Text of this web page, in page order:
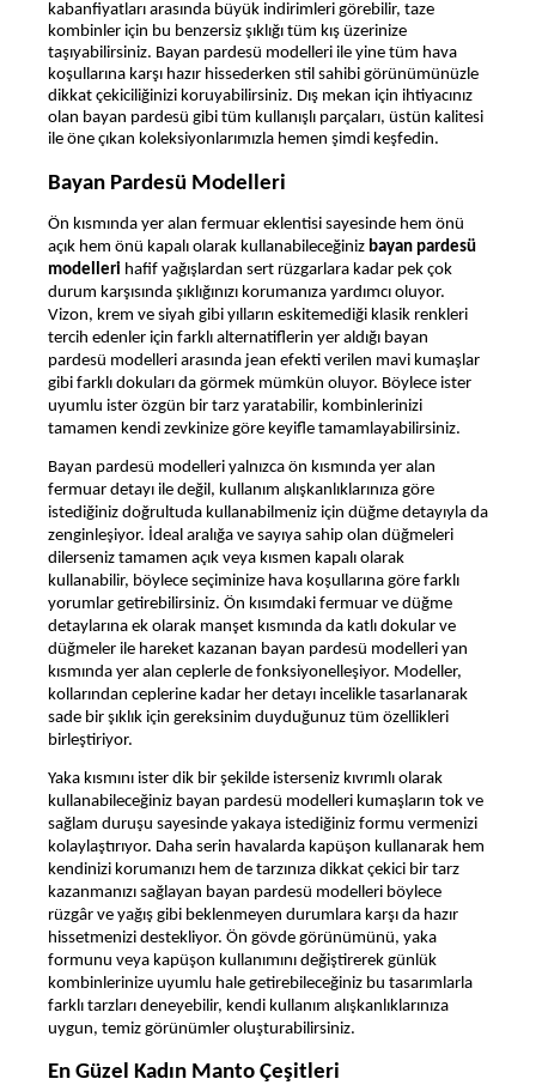
kabanfiyatları arasında büyük indirimleri görebilir, taze
kombinler için bu benzersiz şıklığı tüm kış üzerinize
taşıyabilirsiniz. Bayan pardesü modelleri ile yine tüm hava
koşullarına karşı hazır hissederken stil sahibi görünümünüzle
dikkat çekiciliğinizi koruyabilirsiniz. Dış mekan için ihtiyacınız
olan bayan pardesü gibi tüm kullanışlı parçaları, üstün kalitesi
ile öne çıkan koleksiyonlarımızla hemen şimdi keşfedin.
Bayan Pardesü Modelleri
Ön kısmında yer alan fermuar eklentisi sayesinde hem önü
açık hem önü kapalı olarak kullanabileceğiniz bayan pardesü
modelleri hafif yağışlardan sert rüzgarlara kadar pek çok
durum karşısında şıklığınızı korumanıza yardımcı oluyor.
Vizon, krem ve siyah gibi yılların eskitemediği klasik renkleri
tercih edenler için farklı alternatiflerin yer aldığı bayan
pardesü modelleri arasında jean efekti verilen mavi kumaşlar
gibi farklı dokuları da görmek mümkün oluyor. Böylece ister
uyumlu ister özgün bir tarz yaratabilir, kombinlerinizi
tamamen kendi zevkinize göre keyifle tamamlayabilirsiniz.
Bayan pardesü modelleri yalnızca ön kısmında yer alan
fermuar detayı ile değil, kullanım alışkanlıklarınıza göre
istediğiniz doğrultuda kullanabilmeniz için düğme detayıyla da
zenginleşiyor. İdeal aralığa ve sayıya sahip olan düğmeleri
dilerseniz tamamen açık veya kısmen kapalı olarak
kullanabilir, böylece seçiminize hava koşullarına göre farklı
yorumlar getirebilirsiniz. Ön kısımdaki fermuar ve düğme
detaylarına ek olarak manşet kısmında da katlı dokular ve
düğmeler ile hareket kazanan bayan pardesü modelleri yan
kısmında yer alan ceplerle de fonksiyonelleşiyor. Modeller,
kollarından ceplerine kadar her detayı incelikle tasarlanarak
sade bir şıklık için gereksinim duyduğunuz tüm özellikleri
birleştiriyor.
Yaka kısmını ister dik bir şekilde isterseniz kıvrımlı olarak
kullanabileceğiniz bayan pardesü modelleri kumaşların tok ve
sağlam duruşu sayesinde yakaya istediğiniz formu vermenizi
kolaylaştırıyor. Daha serin havalarda kapüşon kullanarak hem
kendinizi korumanızı hem de tarzınıza dikkat çekici bir tarz
kazanmanızı sağlayan bayan pardesü modelleri böylece
rüzgâr ve yağış gibi beklenmeyen durumlara karşı da hazır
hissetmenizi destekliyor. Ön gövde görünümünü, yaka
formunu veya kapüşon kullanımını değiştirerek günlük
kombinlerinize uyumlu hale getirebileceğiniz bu tasarımlarla
farklı tarzları deneyebilir, kendi kullanım alışkanlıklarınıza
uygun, temiz görünümler oluşturabilirsiniz.
En Güzel Kadın Manto Çeşitleri